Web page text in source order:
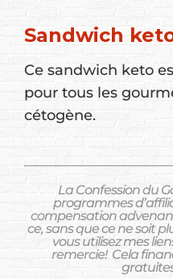
Sandwich
Ce sandwich keto
pour tous les
cétogène.
La Confession du
programmes
compensation
ce, sans que ce ne soit
vous utilisez mes
remercie! Cela